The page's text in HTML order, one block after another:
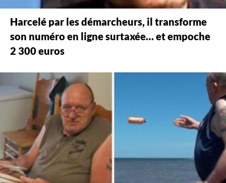
Harcelé par les démarcheurs, il transforme
son numéro en ligne surtaxée… et empoche
2 300 euros